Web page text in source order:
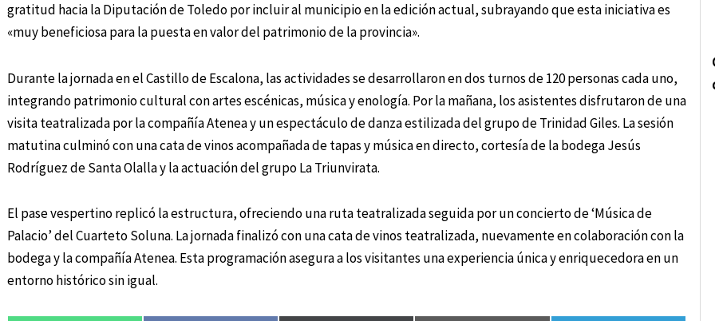
gratitud hacia la Diputación de Toledo por incluir al municipio en la edición actual, subrayando que esta iniciativa es
«muy beneficiosa para la puesta en valor del patrimonio de la provincia».
Durante la jornada en el Castillo de Escalona, las actividades se desarrollaron en dos turnos de 120 personas cada uno,
integrando patrimonio cultural con artes escénicas, música y enología. Por la mañana, los asistentes disfrutaron de una
visita teatralizada por la compañía Atenea y un espectáculo de danza estilizada del grupo de Trinidad Giles. La sesión
matutina culminó con una cata de vinos acompañada de tapas y música en directo, cortesía de la bodega Jesús
Rodríguez de Santa Olalla y la actuación del grupo La Triunvirata.
El pase vespertino replicó la estructura, ofreciendo una ruta teatralizada seguida por un concierto de ‘Música de
Palacio’ del Cuarteto Soluna. La jornada finalizó con una cata de vinos teatralizada, nuevamente en colaboración con la
bodega y la compañía Atenea. Esta programación asegura a los visitantes una experiencia única y enriquecedora en un
entorno histórico sin igual.